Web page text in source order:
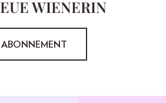
WIENERIN
ABONNEMENT